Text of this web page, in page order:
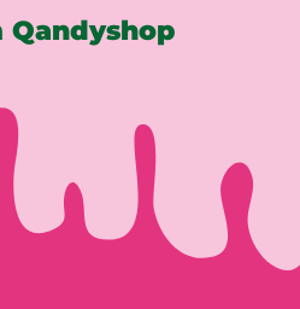
Qandyshop